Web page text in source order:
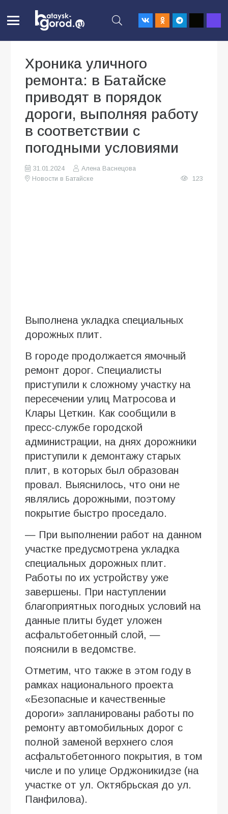
Хроника уличного
ремонта: в Батайске
приводят в порядок
дороги, выполняя работу
в соответствии с
погодными условиями
31.01.2024
Алена Васнецова
Новости в Батайске
123
Выполнена укладка специальных
дорожных плит.
В городе продолжается ямочный
ремонт дорог. Специалисты
приступили к сложному участку на
пересечении улиц Матросова и
Клары Цеткин. Как сообщили в
пресс-службе городской
администрации, на днях дорожники
приступили к демонтажу старых
плит, в которых был образован
провал. Выяснилось, что они не
являлись дорожными, поэтому
покрытие быстро проседало.
— При выполнении работ на данном
участке предусмотрена укладка
специальных дорожных плит.
Работы по их устройству уже
завершены. При наступлении
благоприятных погодных условий на
данные плиты будет уложен
асфальтобетонный слой, —
пояснили в ведомстве.
Отметим, что также в этом году в
рамках национального проекта
«Безопасные и качественные
дороги» запланированы работы по
ремонту автомобильных дорог с
полной заменой верхнего слоя
асфальтобетонного покрытия, в том
числе и по улице Орджоникидзе (на
участке от ул. Октябрьская до ул.
Панфилова).